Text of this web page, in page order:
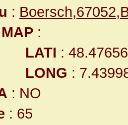
:
MAP :
LATI :
LONG :
: NO
: 65